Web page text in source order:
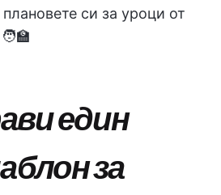
си за уроци от
един
за